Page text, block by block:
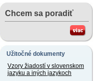
Chcem sa poradiť
Užitočné dokumenty
Vzory žiadostí v slovenskom
jazyku a iných jazykoch